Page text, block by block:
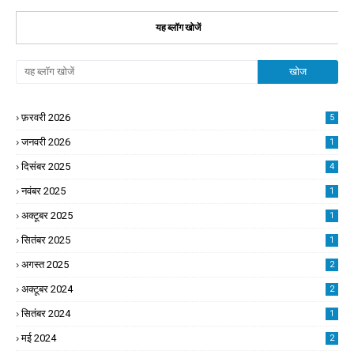
यह ब्लॉग खोजें
फ़रवरी 2026 5
जनवरी 2026 1
दिसंबर 2025 4
नवंबर 2025 1
अक्टूबर 2025 1
सितंबर 2025 1
अगस्त 2025 2
अक्टूबर 2024 2
सितंबर 2024 1
मई 2024 2